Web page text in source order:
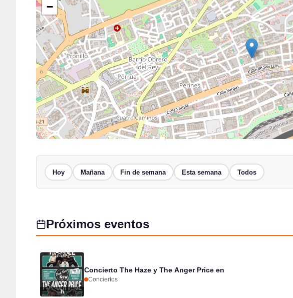
−
Hoy Mañana Fin de semana Esta semana Todos
Próximos eventos
h
Concierto The Haze y The Anger Price en
Conciertos